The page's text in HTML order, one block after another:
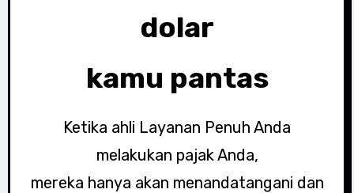
dolar
kamu pantas
Ketika ahli Layanan Penuh Anda
melakukan pajak Anda,
mereka hanya akan menandatangani dan